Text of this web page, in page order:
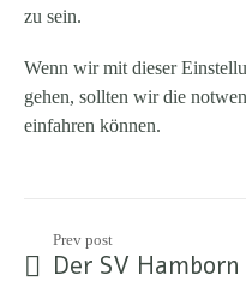
zu sein.
Wenn wir mit dieser
gehen, sollten wir die
einfahren können.
Prev post
Der SV